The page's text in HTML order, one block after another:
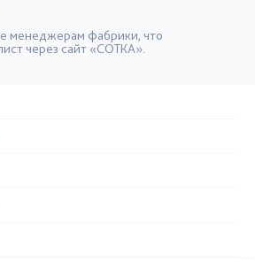
менеджерам фабрики, что
через сайт «СОТКА».